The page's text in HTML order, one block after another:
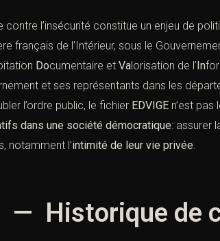
contre l’insécurité constitue un enjeu de
français de l’Intérieur, sous le
Documentaire et Valorisation de l’In
et ses représentants dans les
l’ordre public, le fichier EDVIGE n’est
dans une société démocratique: assurer
notamment l’intimité de leur vie privée
— Historique de